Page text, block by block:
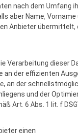
nach dem Umfang
aber Name, Vorname
Anbieter
Verarbeitung dieser
an der effizienten
an der
und der
Art. 6 Abs. 1 lit. f
einen